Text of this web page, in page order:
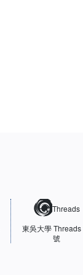
Threads
東吳大學Threads
號